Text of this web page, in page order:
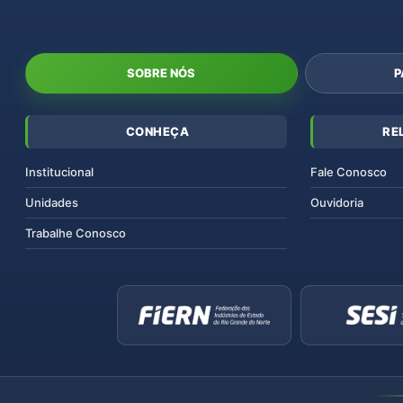
SOBRE NÓS
CONHEÇA
Institucional
Unidades
Trabalhe Conosco
Fale Conosco
Ouvidoria